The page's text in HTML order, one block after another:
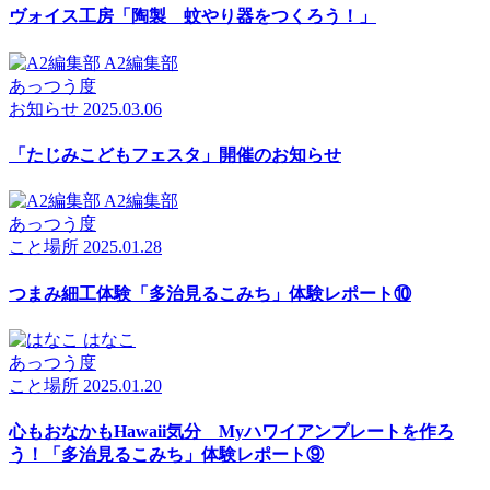
ヴォイス工房「陶製 蚊やり器をつくろう！」
A2編集部
あっつう度
お知らせ 2025.03.06
「たじみこどもフェスタ」開催のお知らせ
A2編集部
あっつう度
こと場所 2025.01.28
つまみ細工体験「多治見るこみち」体験レポート⑩
はなこ
あっつう度
こと場所 2025.01.20
心もおなかもHawaii気分 Myハワイアンプレートを作ろ
う！「多治見るこみち」体験レポート⑨